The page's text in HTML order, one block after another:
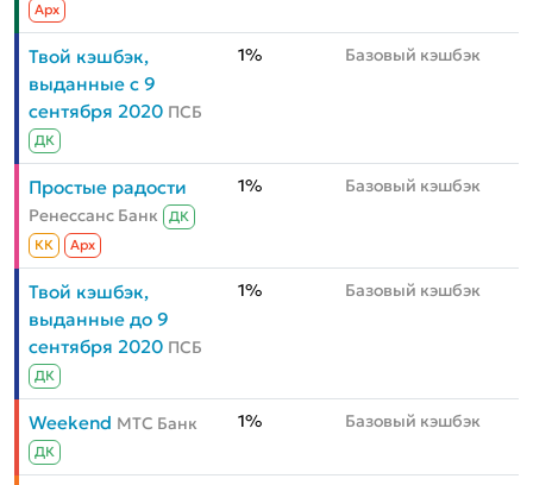
Aрх
Твой кэшбэк,
выданные с 9
сентября 2020 ПСБ
ДК
1% Базовый кэшбэк
Простые радости
Ренессанс Банк
ДК
КК
Aрх
1% Базовый кэшбэк
Твой кэшбэк,
выданные до 9
сентября 2020 ПСБ
ДК
1% Базовый кэшбэк
Weekend МТС Банк
ДК
1% Базовый кэшбэк